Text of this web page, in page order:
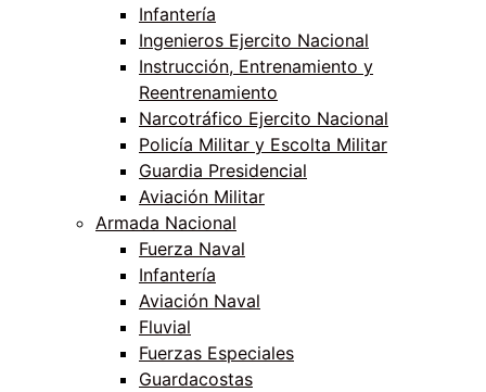
Infantería
Ingenieros Ejercito Nacional
Instrucción, Entrenamiento y
Reentrenamiento
Narcotráfico Ejercito Nacional
Policía Militar y Escolta Militar
Guardia Presidencial
Aviación Militar
Armada Nacional
Fuerza Naval
Infantería
Aviación Naval
Fluvial
Fuerzas Especiales
Guardacostas